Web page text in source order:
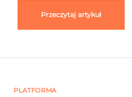
Przeczytaj artykuł
PLATFORMA